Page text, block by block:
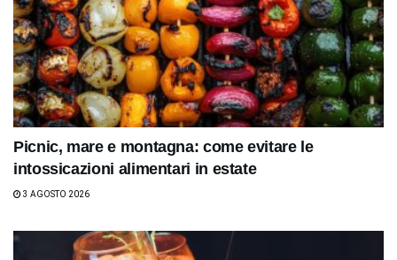
Picnic, mare e montagna: come evitare le
intossicazioni alimentari in estate
3 AGOSTO 2026